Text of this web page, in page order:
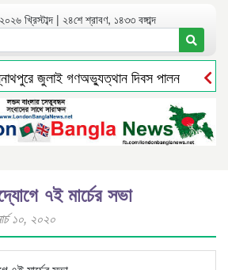
খ্রিস্টাব্দ | ২৪শে শ্রাবণ, ১৪৩৩ বঙ্গাব্দ
জুলাই গণঅভ্যুত্থান দিবস পালন
৭ই মার্চের সভা
১০, ২০২০